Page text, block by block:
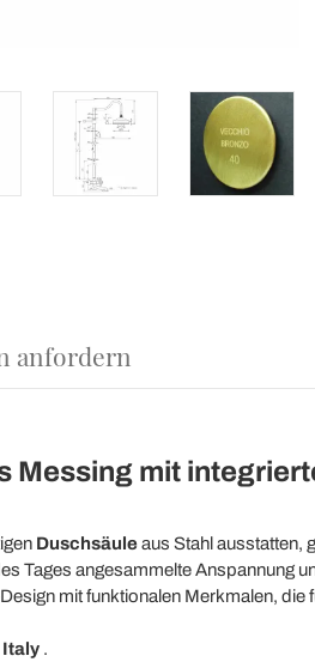
anfordern
Messing mit
Duschsäuleaus Stahl ausstatten,
Tages angesammelte Anspannung
mit funktionalen Merkmalen, die
Italy.